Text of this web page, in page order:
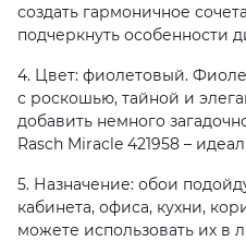
создать гармоничное
подчеркнуть особенности
4. Цвет: фиолетовый.
с роскошью, тайной и
добавить немного
Rasch Miracle 421958 –
5. Назначение: обои
кабинета, офиса, кухни,
можете использовать их